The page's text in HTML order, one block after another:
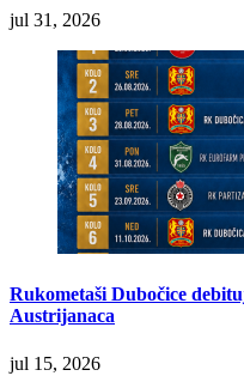
jul 31, 2026
Rukometaši Dubočice
Austrijanaca
jul 15, 2026